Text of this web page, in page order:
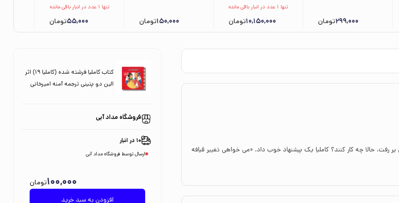
299,000تومان
ترجمه مهسا خسروی
نشر افق
تنها 1 عدد در انبار باقی مانده
10,150,000تومان
عسگری نشر محراب قلم
150,000تومان
وطن آبادی نشر نردبان
تنها 1 عدد در انبار باقی مانده
55,000تومان
ویژه
رفت. حالا چه کار کنند؟ کاملیا یک پیشنهاد خوب داد. «می خواهی تغییر قیافه
کتاب کاملیا فرشته شده (کاملیا 19) اثر
الین دو پتینی ترجمه آمنه امیرخانی
فروشگاه مداد آبی
10 در انبار
ارسال توسط فروشگاه مداد آبی
افزودن به سبد خرید
100,000تومان